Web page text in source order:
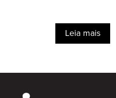
Leia mais